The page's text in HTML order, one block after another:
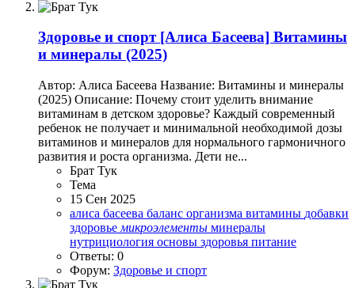
Здоровье и спорт [Алиса Басеева] Витамины
и минералы (2025)
Автор: Алиса Басеева Название: Витамины и минералы
(2025) Описание: Почему стоит уделить внимание
витаминам в детском здоровье? Каждый современный
ребенок ‌не получает и минимальной ‌необходимой дозы
витаминов и минералов для нормального ‌гармоничного
развития и роста ‌организма. ‌‌Дети не...
Брат Тук
Тема
15 Сен 2025
алиса басеева баланс организма витамины добавки
здоровье микроэлементы минералы
нутрициология основы здоровья питание
Ответы: 0
Форум: Здоровье и спорт